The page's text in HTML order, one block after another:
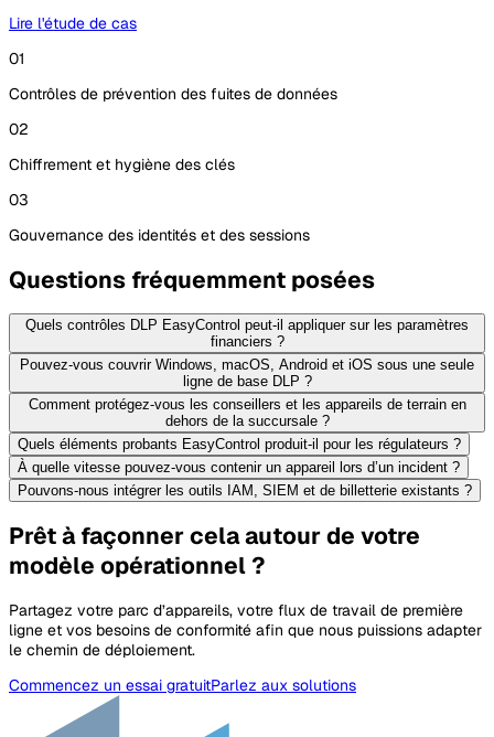
Lire l'étude de cas
01
Contrôles de prévention des fuites de données
02
Chiffrement et hygiène des clés
03
Gouvernance des identités et des sessions
Questions fréquemment posées
Quels contrôles DLP EasyControl peut-il appliquer sur les paramètres
financiers ?
Pouvez-vous couvrir Windows, macOS, Android et iOS sous une seule
ligne de base DLP ?
Comment protégez-vous les conseillers et les appareils de terrain en
dehors de la succursale ?
Quels éléments probants EasyControl produit-il pour les régulateurs ?
À quelle vitesse pouvez-vous contenir un appareil lors d’un incident ?
Pouvons-nous intégrer les outils IAM, SIEM et de billetterie existants ?
Prêt à façonner cela autour de votre
modèle opérationnel ?
Partagez votre parc d’appareils, votre flux de travail de première
ligne et vos besoins de conformité afin que nous puissions adapter
le chemin de déploiement.
Commencez un essai gratuitParlez aux solutions